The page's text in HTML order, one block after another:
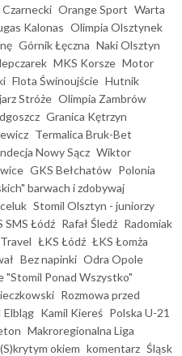
Orange Sport Warta
Kalonas Olimpia Olsztynek
Górnik Łęczna Naki Olsztyn
MKS Korsze Motor
Flota Świnoujście Hutnik
Stróże Olimpia Zambrów
Granica Kętrzyn
Termalica Bruk-Bet
Nowy Sącz Wiktor
GKS Bełchatów Polonia
barwach i zdobywaj
Stomil Olsztyn - juniorzy
SMS Łódź Rafał Śledź Radomiak
ŁKS Łódź ŁKS Łomża
Bez napinki Odra Opole
"Stomil Ponad Wszystko"
Rozmowa przed
Elbląg Kamil Kiereś Polska U-21
Makroregionalna Liga
(S)krytym okiem komentarz Śląsk